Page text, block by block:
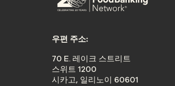
우편 주소:
70 E. 레이크 스트리트
스위트 1200
시카고, 일리노이 60601